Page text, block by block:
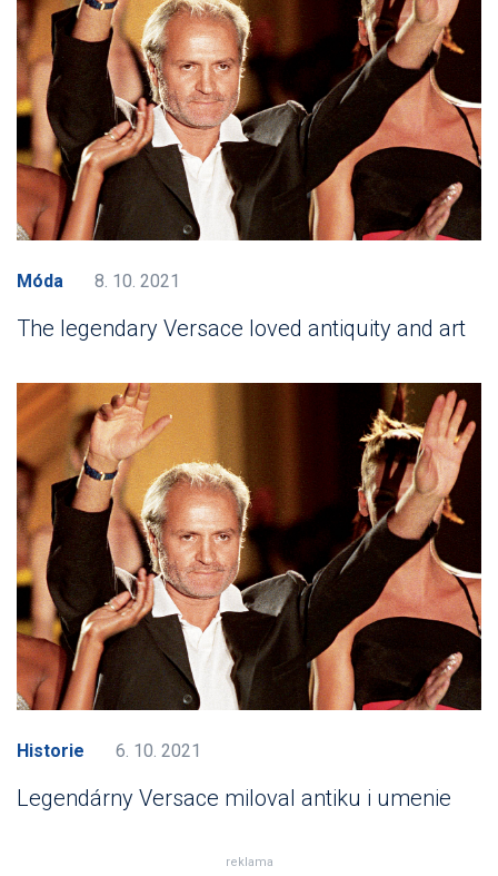
Móda 8. 10. 2021
The legendary Versace loved antiquity and art
Historie 6. 10. 2021
Legendárny Versace miloval antiku i umenie
reklama